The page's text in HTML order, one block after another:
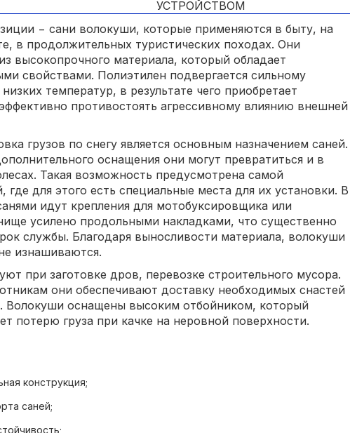
− сани волокуши, которые применяются в быту, на
в продолжительных туристических походах. Они
высокопрочного материала, который обладает
свойствами. Полиэтилен подвергается сильному
температур, в результате чего приобретает
противостоять агрессивному влиянию внешней
грузов по снегу является основным назначением саней.
оснащения они могут превратиться и в
Такая возможность предусмотрена самой
где для этого есть специальные места для их установки. В
идут крепления для мотобуксировщика или
усилено продольными накладками, что существенно
службы. Благодаря выносливости материала, волокуши
изнашиваются.
при заготовке дров, перевозке строительного мусора.
они обеспечивают доставку необходимых снастей
Волокуши оснащены высоким отбойником, который
потерю груза при качке на неровной поверхности.
конструкция;
саней;